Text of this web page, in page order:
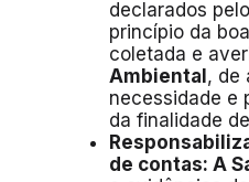
declarados
princípio da
coletada e
Ambiental , de
necessidade e
da finalidade
de contas: A